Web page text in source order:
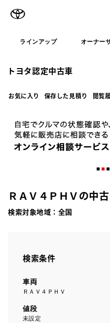
ラインアップ オーナー
トヨタ認定中古車
お気に入り 保存した見積り 閲覧
ＲＡＶ４ＰＨＶの中
検索対象地域： 全国
検索条件
車両
ＲＡＶ４ＰＨＶ
値段
未設定